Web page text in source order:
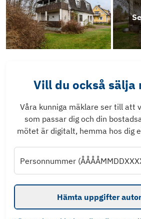
Vill du också sälja
Våra kunniga mäklare ser till att
som passar dig och din
mötet är digitalt, hemma hos dig
Personnummer
Hämta uppgifter